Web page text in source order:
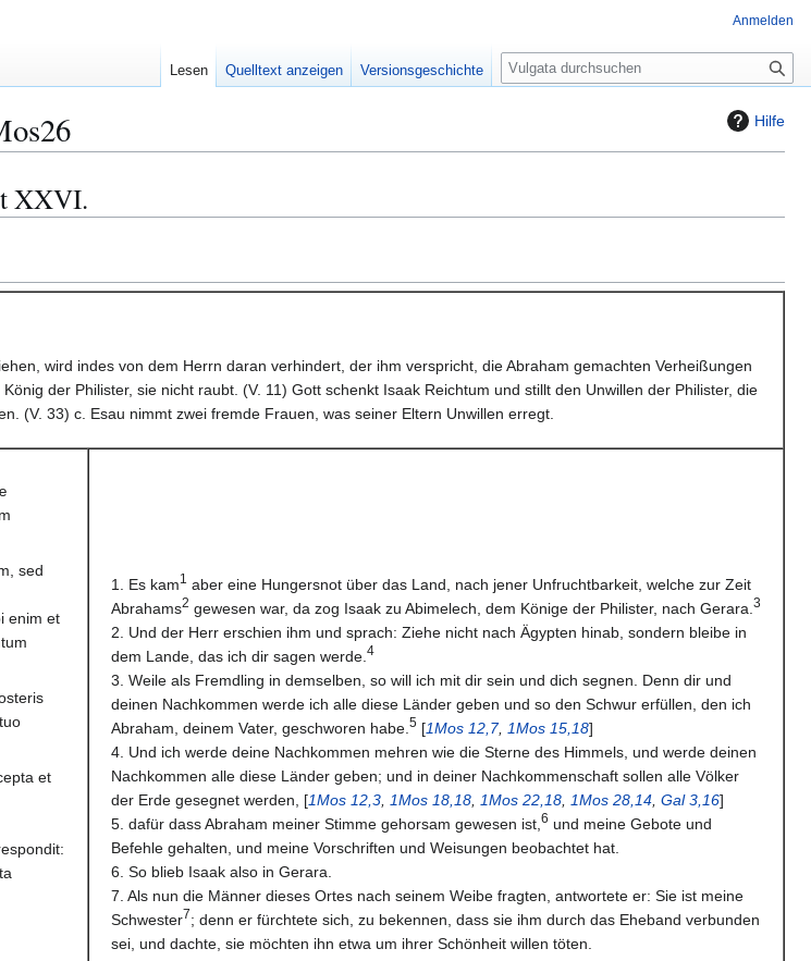
Hilfe
XXVI.
wird indes von dem Herrn daran verhindert, der ihm verspricht, die Abraham gemachten Verheißungen
der Philister, sie nicht raubt. (V. 11) Gott schenkt Isaak Reichtum und stillt den Unwillen der Philister, die
(V. 33) c. Esau nimmt zwei fremde Frauen, was seiner Eltern Unwillen erregt.
sed
enim et
et
1. Es kam1 aber eine Hungersnot über das Land, nach jener Unfruchtbarkeit, welche zur Zeit
Abrahams2 gewesen war, da zog Isaak zu Abimelech, dem Könige der Philister, nach Gerara. 3
2. Und der Herr erschien ihm und sprach: Ziehe nicht nach Ägypten hinab, sondern bleibe in
dem Lande, das ich dir sagen werde. 4
3. Weile als Fremdling in demselben, so will ich mit dir sein und dich segnen. Denn dir und
deinen Nachkommen werde ich alle diese Länder geben und so den Schwur erfüllen, den ich
Abraham, deinem Vater, geschworen habe. 5 [1Mos 12,7, 1Mos 15,18]
4. Und ich werde deine Nachkommen mehren wie die Sterne des Himmels, und werde deinen
Nachkommen alle diese Länder geben; und in deiner Nachkommenschaft sollen alle Völker
der Erde gesegnet werden, [1Mos 12,3 1Mos 18,18 1Mos 22,18 1Mos 28,14 Gal 3,16]
5. dafür dass Abraham meiner Stimme gehorsam gewesen ist, 6 und meine Gebote und
Befehle gehalten, und meine Vorschriften und Weisungen beobachtet hat.
6. So blieb Isaak also in Gerara.
7. Als nun die Männer dieses Ortes nach seinem Weibe fragten, antwortete er: Sie ist meine
Schwester7; denn er fürchtete sich, zu bekennen, dass sie ihm durch das Eheband verbunden
sei, und dachte, sie möchten ihn etwa um ihrer Schönheit willen töten.
Anmelden
Lesen Quelltext anzeigen Versionsgeschichte
S
u
e